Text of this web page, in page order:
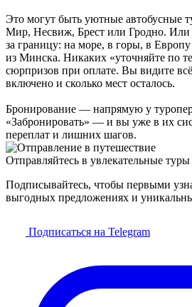
Это могут быть уютные автобусные
Мир, Несвиж, Брест или Гродно. Или
за границу: на море, в горы, в
из Минска. Никаких «уточняйте по
сюрпризов при оплате. Вы видите всё
включено и сколько мест осталось.
Бронирование — напрямую у
«Забронировать» — и вы уже в их
переплат и лишних шагов.
Отправляйтесь в увлекательные
Подписывайтесь, чтобы первыми
выгодных предложениях и
Подписаться на Telegram